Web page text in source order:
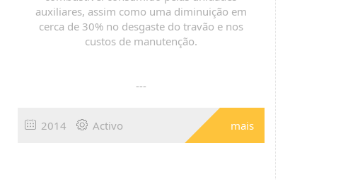
auxiliares, assim como uma diminuição em
cerca de 30% no desgaste do travão e nos
custos de manutenção.
---
2014 Activo mais